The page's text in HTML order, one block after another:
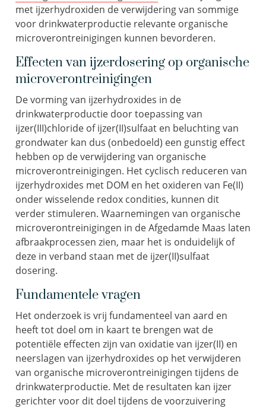
met ijzerhydroxiden de verwijdering van sommige
voor drinkwaterproductie relevante organische
microverontreinigingen kunnen bevorderen.
Effecten van ijzerdosering op organische
microverontreinigingen
De vorming van ijzerhydroxides in de
drinkwaterproductie door toepassing van
ijzer(III)chloride of ijzer(II)sulfaat en beluchting van
grondwater kan dus (onbedoeld) een gunstig effect
hebben op de verwijdering van organische
microverontreinigingen. Het cyclisch reduceren van
ijzerhydroxides met DOM en het oxideren van Fe(II)
onder wisselende redox condities, kunnen dit
verder stimuleren. Waarnemingen van organische
microverontreinigingen in de Afgedamde Maas laten
afbraakprocessen zien, maar het is onduidelijk of
deze in verband staan met de ijzer(II)sulfaat
dosering.
Fundamentele vragen
Het onderzoek is vrij fundamenteel van aard en
heeft tot doel om in kaart te brengen wat de
potentiële effecten zijn van oxidatie van ijzer(II) en
neerslagen van ijzerhydroxides op het verwijderen
van organische microverontreinigingen tijdens de
drinkwaterproductie. Met de resultaten kan ijzer
gerichter voor dit doel tijdens de voorzuivering